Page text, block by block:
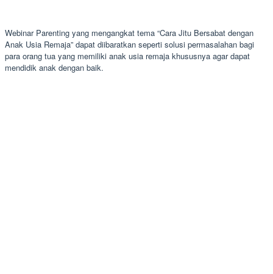
Webinar Parenting yang mengangkat tema “Cara Jitu Bersabat dengan
Anak Usia Remaja” dapat diibaratkan seperti solusi permasalahan bagi
para orang tua yang memiliki anak usia remaja khususnya agar dapat
mendidik anak dengan baik.